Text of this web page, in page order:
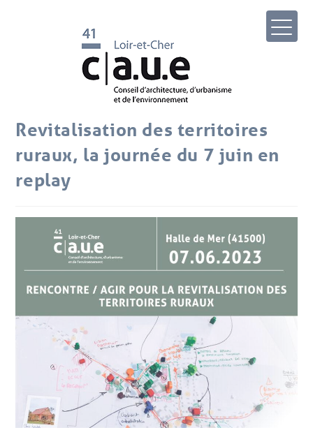
Revitalisation des territoires
ruraux, la journée du 7 juin en
replay